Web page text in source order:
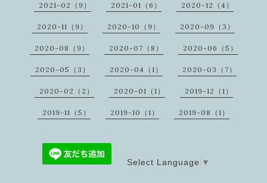
2021-02（9） 2021-01（6） 2020-12（4）
2020-11（9） 2020-10（9） 2020-09（3）
2020-08（9） 2020-07（8） 2020-06（5）
2020-05（3） 2020-04（1） 2020-03（7）
2020-02（2） 2020-01（1） 2019-12（1）
2019-11（5） 2019-10（1） 2019-08（1）
Select Language ▼